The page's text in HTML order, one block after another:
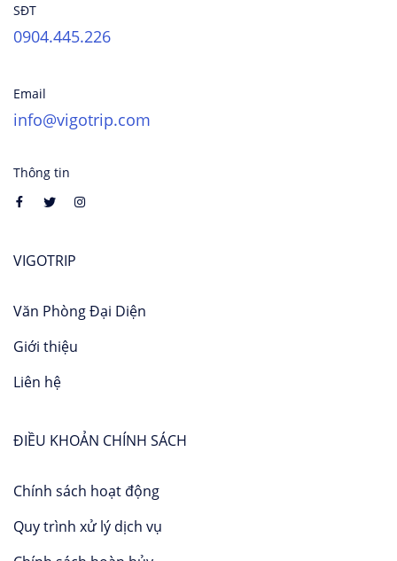
SĐT
0904.445.226
Email
info@vigotrip.com
Thông tin
VIGOTRIP
Văn Phòng Đại Diện
Giới thiệu
Liên hệ
ĐIỀU KHOẢN CHÍNH SÁCH
Chính sách hoạt động
Quy trình xử lý dịch vụ